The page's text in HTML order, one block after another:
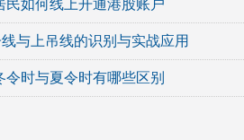
如何线上开通港股账户
与上吊线的识别与实战应用
时与夏令时有哪些区别